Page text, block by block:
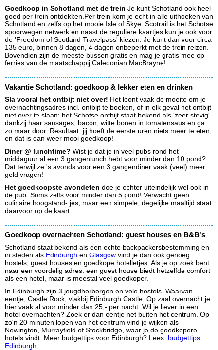
Goedkoop in Schotland met de trein Je kunt Schotland ook heel
goed per trein ontdekken.Per trein kom je echt in alle uithoeken van
Schotland en zelfs op het mooie Isle of Skye. Scotrail is het Schotse
spoorwegen netwerk en naast de reguliere kaartjes kun je ook voor
de 'Freedom of Scotland Travelpass' kiezen. Je kunt dan voor circa
135 euro, binnen 8 dagen, 4 dagen onbeperkt met de trein reizen.
Bovendien zijn de meeste bussen gratis en mag je gratis mee op
ferries van de maatschappij Caledonian MacBrayne!
Vakantie Schotland: goedkoop & lekker eten en drinken
Sla vooral het ontbijt niet over! Het loont vaak de moeite om je
overnachtingsadres incl. ontbijt te boeken, of in elk geval het ontbijt
niet over te slaan: het Schotse ontbijt staat bekend als 'zeer stevig'
dankzij haar sausages, bacon, witte bonen in tomatensaus en ga
zo maar door. Resultaat: jij hoeft de eerste uren niets meer te eten,
en dat is dan weer mooi goedkoop!
Diner @ lunchtime? Wist je dat je in veel pubs rond het
middaguur al een 3 gangenlunch hebt voor minder dan 10 pond?
Dat terwijl ze 's avonds voor een 3 gangendiner vaak (veel) meer
geld vragen!
Het goedkoopste avondeten doe je echter uiteindelijk wel ook in
de pub. Soms zelfs voor minder dan 5 pond! Verwacht geen
culinaire hoogstand- jes, maar een simpele, degelijke maaltijd staat
daarvoor op de kaart.
Goedkoop overnachten Schotland: guest houses en B&B's
Schotland staat bekend als een echte backpackersbestemming en
in steden als Edinburgh en Glasgow vind je dan ook genoeg
hostels, guest houses en goedkope hotelletjes. Als je op zoek bent
naar een voordelig adres: een guest house biedt hetzelfde comfort
als een hotel, maar is meestal veel goedkoper.
In Edinburgh zijn 3 jeugdherbergen en vele hostels. Waarvan
eentje, Castle Rock, vlakbij Edinburgh Castle. Op zaal overnacht je
hier vaak al voor minder dan 25,- per nacht. Wil je liever in een
hotel overnachten? Zoek er dan eentje net buiten het centrum. Op
zo'n 20 minuten lopen van het centrum vind je wijken als
Newington, Murrayfield of Stockbridge, waar je de goedkopere
hotels vindt. Meer budgettips voor Edinburgh? Lees: budgettips
Edinburgh.